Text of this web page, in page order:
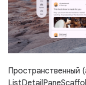
Пространственный